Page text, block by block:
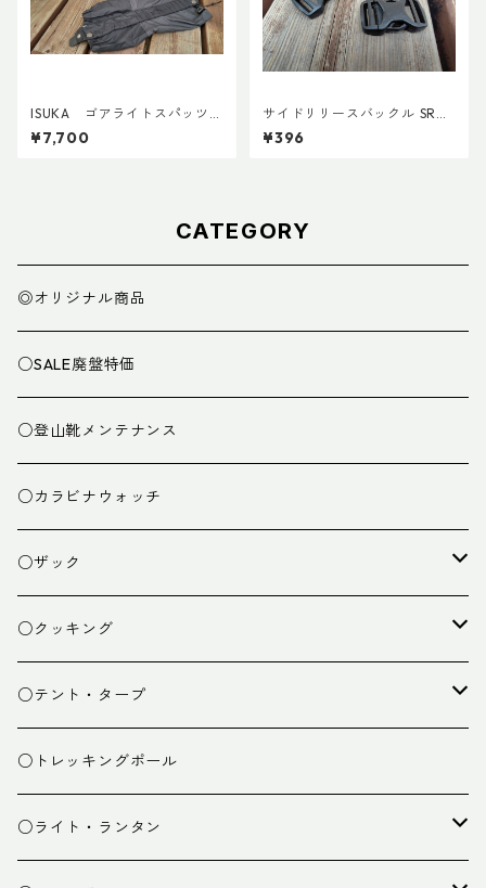
ISUKA ゴアライトスパッツカ
スタム BASE
¥7,700
サイドリリースバックル SRG
MD 両引き 20mm (２個)
¥396
CATEGORY
◎オリジナル商品
○SALE廃盤特価
○登山靴メンテナンス
○カラビナウォッチ
○ザック
ザック
スタッフバッグ
ザック小物
○クッキング
クッカー
バーナー
カトラリー
○テント・タープ
テント
タープ
○トレッキングポール
○ライト・ランタン